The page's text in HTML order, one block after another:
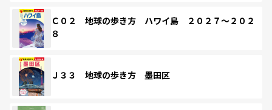
Ｃ０２ 地球の歩き方 ハワイ島 ２０２７～２０２
８
Ｊ３３ 地球の歩き方 墨田区